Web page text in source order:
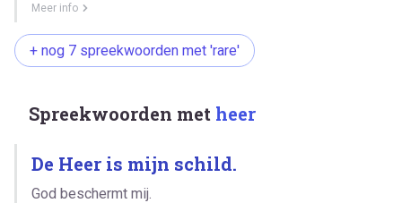
Meer info
+ nog 7 spreekwoorden met 'rare'
Spreekwoorden met heer
De Heer is mijn schild.
God beschermt mij.